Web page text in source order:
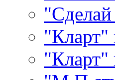
"Кларт"
"Кларт"